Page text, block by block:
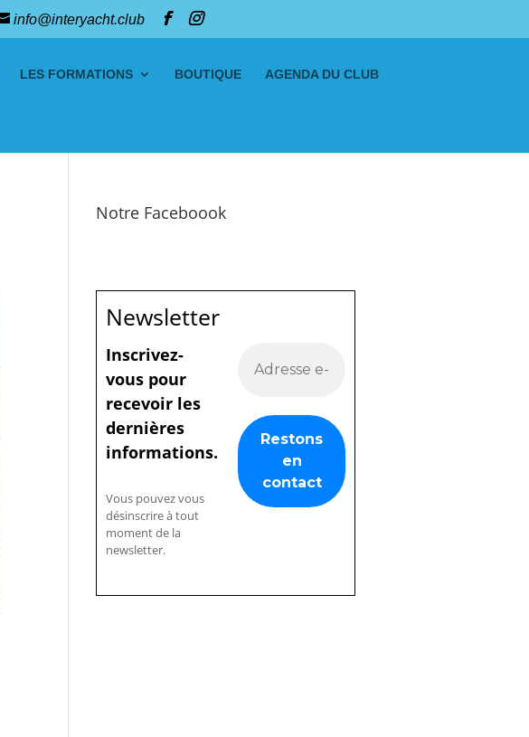
info@interyacht.club
LES FORMATIONS BOUTIQUE AGENDA DU CLUB
Notre Faceboook
Newsletter
Inscrivez-
vous pour
recevoir les
dernières
informations.
Vous pouvez vous
désinscrire à tout
moment de la
newsletter.